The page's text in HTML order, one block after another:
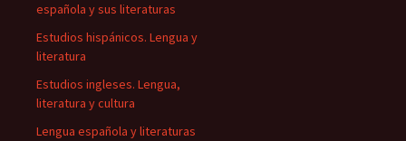
española y sus literaturas
Estudios hispánicos. Lengua y
literatura
Estudios ingleses. Lengua,
literatura y cultura
Lengua española y literaturas